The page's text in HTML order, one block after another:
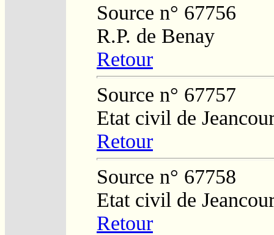
Source n° 67756
R.P. de Benay
Retour
Source n° 67757
Etat civil de
Retour
Source n° 67758
Etat civil de
Retour